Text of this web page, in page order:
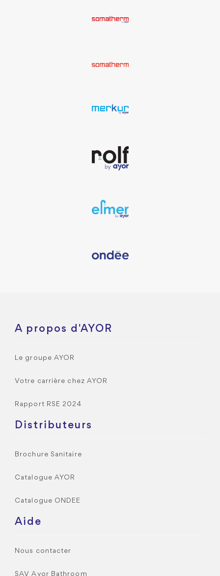
A propos d'AYOR
Le groupe AYOR
Votre carrière chez AYOR
Rapport RSE 2024
Distributeurs
Brochure Sanitaire
Catalogue AYOR
Catalogue ONDEE
Aide
Nous contacter
SAV Ayor Bathroom